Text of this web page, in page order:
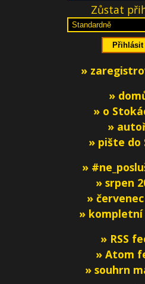
Zůstat
»
»
» o
»
» pište do
»
» srpen
»
» kompletní
» RSS
» Atom
» souhrn